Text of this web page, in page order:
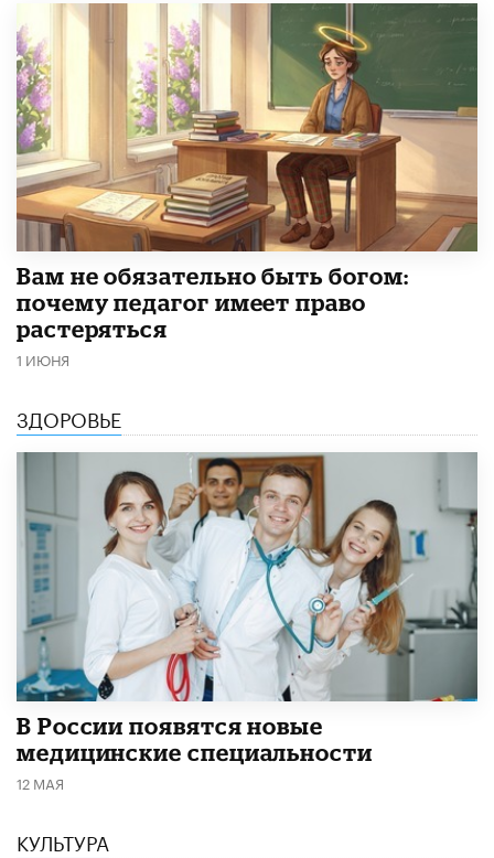
​Вам не обязательно быть богом:
почему педагог имеет право
растеряться
1 ИЮНЯ
ЗДОРОВЬЕ
В России появятся новые
медицинские специальности
12 МАЯ
КУЛЬТУРА